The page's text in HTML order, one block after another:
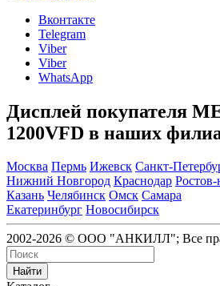
Вконтакте
Telegram
Viber
Viber
WhatsApp
Дисплей покупателя
1200VFD в наших
Москва Пермь Ижевск Санкт-
Нижний Новгород Краснодар
Казань Челябинск Омск Самара
Екатеринбург Новосибирск
2002-2026 © ООО "АНКИЛЛ"; Все
Найти